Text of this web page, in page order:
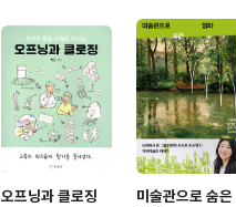
오프닝과 클로징
미술관으로 숨은